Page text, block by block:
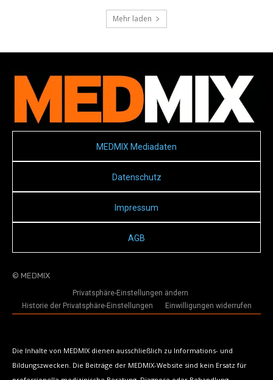
Mehr laden
MEDMIX Mediadaten
Datenschutz
Impressum
AGB
© MEDMIX
Privatsphäre-Einstellungen ändern
Historie der Privatsphäre-Einstellungen
Einwilligungen widerrufen
Die Inhalte von MEDMIX dienen ausschließlich zu Informations- und
Bildungszwecken. Die Beiträge der MEDMIX-Website sind kein Ersatz für